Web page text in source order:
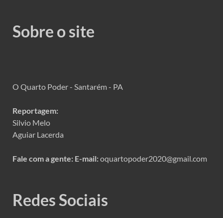
Sobre o site
O Quarto Poder - Santarém - PA
Reportagem:
Silvio Melo
Aguiar Lacerda
Fale com a gente: E-mail:oquartopoder2020@gmail.com
Redes Sociais